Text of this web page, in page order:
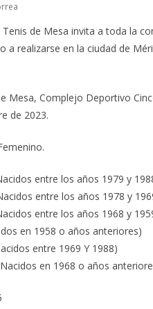
de Mesa invita a toda la
a realizarse en la ciudad de
Mesa, Complejo Deportivo
de 2023.
entre los años 1979 y
entre los años 1978 y
entre los años 1968 y
en 1958 o años anteriores)
entre 1969 Y 1988)
en 1968 o años